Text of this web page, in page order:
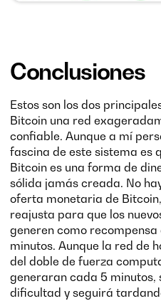
Conclusiones
Estos son los dos
Bitcoin una red
confiable. Aunque a mí
fascina de este sistema es
Bitcoin es una forma de
sólida jamás creada. No
oferta monetaria de
reajusta para que los
generen como recompensa
minutos. Aunque la red de
del doble de fuerza
generaran cada 5 minutos,
dificultad y seguirá